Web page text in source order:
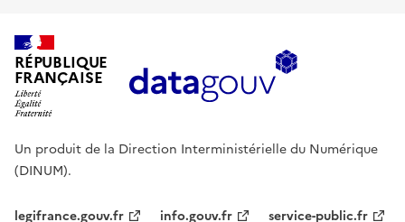
RÉPUBLIQUE
FRANÇAISE
Un produit de la Direction Interministérielle du Numérique
(DINUM).
legifrance.gouv.fr info.gouv.fr service-public.fr